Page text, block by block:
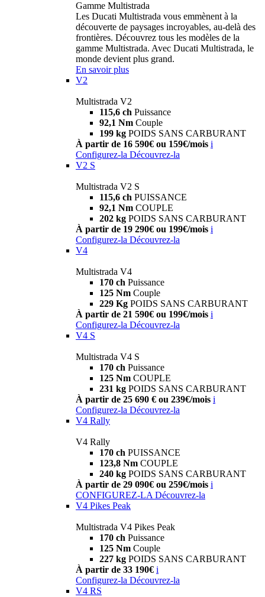
Gamme Multistrada
Les Ducati Multistrada vous emmènent à la
découverte de paysages incroyables, au-delà des
frontières. Découvrez tous les modèles de la
gamme Multistrada. Avec Ducati Multistrada, le
monde devient plus grand.
En savoir plus
V2
Multistrada V2
115,6 ch Puissance
92,1 Nm Couple
199 kg POIDS SANS CARBURANT
À partir de 16 590€ ou 159€/mois i
Configurez-la Découvrez-la
V2 S
Multistrada V2 S
115,6 ch PUISSANCE
92,1 Nm COUPLE
202 kg POIDS SANS CARBURANT
À partir de 19 290€ ou 199€/mois i
Configurez-la Découvrez-la
V4
Multistrada V4
170 ch Puissance
125 Nm Couple
229 Kg POIDS SANS CARBURANT
À partir de 21 590€ ou 199€/mois i
Configurez-la Découvrez-la
V4 S
Multistrada V4 S
170 ch Puissance
125 Nm COUPLE
231 kg POIDS SANS CARBURANT
À partir de 25 690 € ou 239€/mois i
Configurez-la Découvrez-la
V4 Rally
V4 Rally
170 ch PUISSANCE
123,8 Nm COUPLE
240 kg POIDS SANS CARBURANT
À partir de 29 090€ ou 259€/mois i
CONFIGUREZ-LA Découvrez-la
V4 Pikes Peak
Multistrada V4 Pikes Peak
170 ch Puissance
125 Nm Couple
227 kg POIDS SANS CARBURANT
À partir de 33 190€ i
Configurez-la Découvrez-la
V4 RS